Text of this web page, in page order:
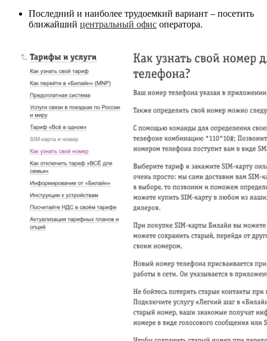
Последний и наиболее трудоемкий вариант – посетить
ближайший центральный офис оператора.